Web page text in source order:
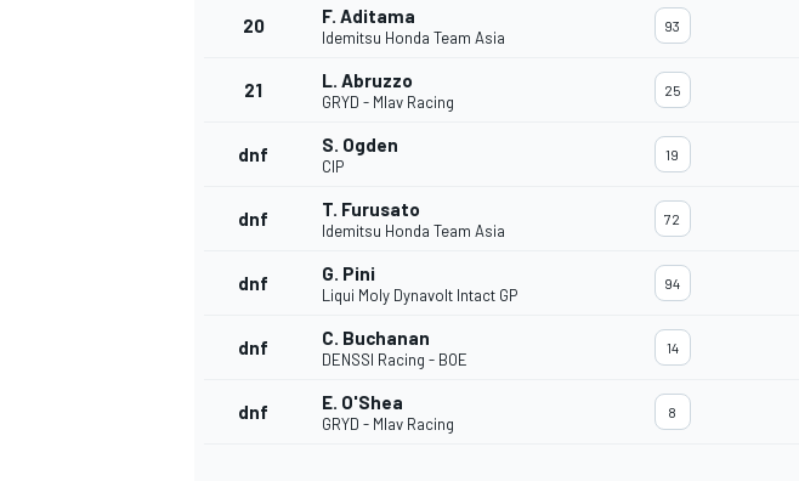
20 F. Aditama
Idemitsu Honda Team Asia
93
21 L. Abruzzo
GRYD - Mlav Racing
25
dnf S. Ogden
CIP
19
dnf T. Furusato
Idemitsu Honda Team Asia
72
dnf G. Pini
Liqui Moly Dynavolt Intact GP
94
dnf C. Buchanan
DENSSI Racing - BOE
14
dnf E. O'Shea
GRYD - Mlav Racing
8